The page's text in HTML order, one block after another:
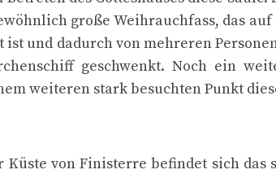
große Weihrauchfass, das auf
und dadurch von mehreren
geschwenkt. Noch ein
weiteren stark besuchten Punkt
Küste von Finisterre befindet sich das